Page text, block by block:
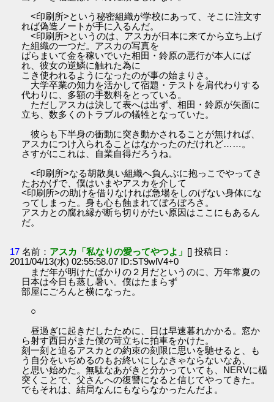
<印刷所>という秘密組織が学校にあって、そこに注文す
れば偽造ノートが手に入るんだ。
<印刷所>というのは、アスカが日本に来てから立ち上げ
た組織の一つだ。アスカの写真を
ばらまいて金を稼いでいた相田・鈴原の悪行が本人にば
れ、彼女の逆鱗に触れた為に
こき使われるようになったのが事の始まりさ。
大学卒業の知力を活かして宿題・テストを肩代わりする
代わりに、多額の手数料をとっている。
ただしアスカは決して表へは出ず、相田・鈴原が矢面に
立ち、数多くのトラブルの犠牲となっていた。
彼らも下半身の衝動に突き動かされることが無ければ、
アスカにつけ入られることはなかったのだけれど……。
さすがにこれは、自業自得だろうね。
<印刷所>なる胡散臭い組織へ負んぶに抱っこでやってき
たおかげで、僕はいまやアスカを介して
<印刷所>の助けを借りなければ急場をしのげない身体にな
ってしまった。身も心も蝕まれてぼろぼろさ。
アスカとの腐れ縁が断ち切りがたい原因はここにもあるん
だ。
17 名前： アスカ「私なりの愛ってやつよ」 [] 投稿日：
2011/04/13(水) 02:55:58.07 ID:ST9wlV4+0
まだ年が明けたばかりの２月だというのに、万年常夏の
日本は今日も蒸し暑い。僕はたまらず
部屋にごろんと横になった。
○
昼過ぎに起きだしたために、日は早速暮れかかる。窓か
ら射す西日がまた僕の苛立ちに拍車をかけた。
刻一刻と迫るアスカとの約束の刻限に思いを馳せると、も
う自分をいぢめるのもお終いにしなきゃならないなあ、
と思い始めた。無駄なあがきと分かっていても、NERVに楯
突くことで、父さんへの復讐になると信じてやってきた。
でもそれは、結局なんにもならなかったんだよ。